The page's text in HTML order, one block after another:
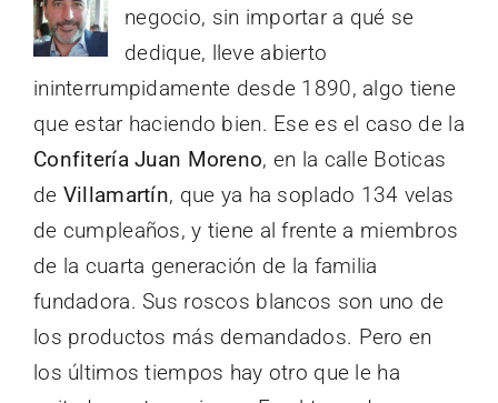
negocio, sin importar a qué se
dedique, lleve abierto
ininterrumpidamente desde 1890, algo tiene
que estar haciendo bien. Ese es el caso de la
Confitería Juan Moreno, en la calle Boticas
de Villamartín, que ya ha soplado 134 velas
de cumpleaños, y tiene al frente a miembros
de la cuarta generación de la familia
fundadora. Sus roscos blancos son uno de
los productos más demandados. Pero en
los últimos tiempos hay otro que le ha